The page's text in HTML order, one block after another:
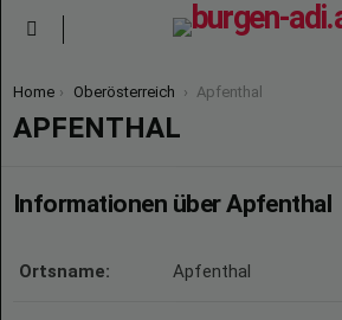
You are here:
Home Oberösterreich Apfenthal
APFENTHAL
Informationen über Apfenthal
Ortsname: Apfenthal